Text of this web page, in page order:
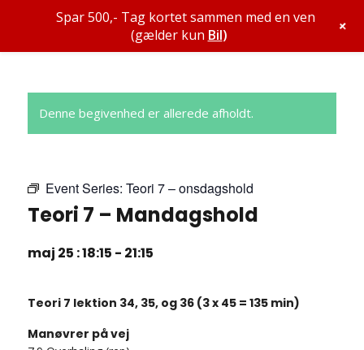
Denne begivenhed er allerede afholdt.
Event Series: Teori 7 – onsdagshold
Teori 7 – Mandagshold
maj 25 : 18:15 - 21:15
Teori 7 lektion 34, 35, og 36 (3 x 45 = 135 min)
Manøvrer på vej
Spar 500,- Tag kortet sammen med en ven
(gælder kun Bil) +